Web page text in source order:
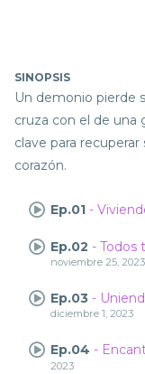
Un demonio pierde
cruza con el de una
clave para
corazón.
Ep.01 -
Ep.02 - Todos
noviembre 25, 2023
Ep.03 -
diciembre 1, 2023
Ep.04 -
2023